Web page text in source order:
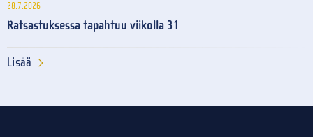
28.7.2026
Ratsastuksessa tapahtuu viikolla 31
Lisää